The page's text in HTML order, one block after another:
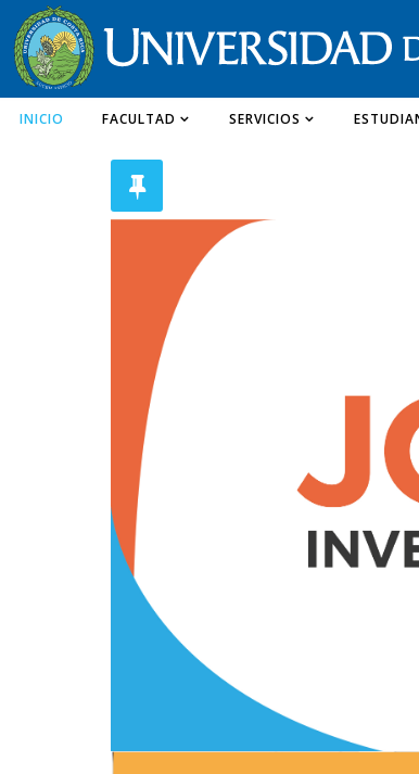
INICIO FACULTAD SERVICIOS